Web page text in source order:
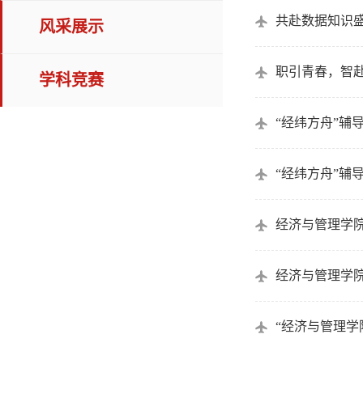
风采展示
学科竞赛
共赴数据知识
职引青春，智
“经纬方舟”辅
“经纬方舟”辅
经济与管理学
经济与管理学
“经济与管理